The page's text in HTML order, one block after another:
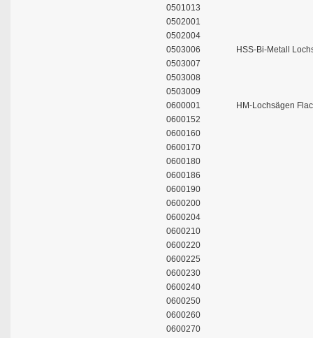
0501013
0502001
0502004
0503006
HSS-Bi-Metall
0503007
0503008
0503009
0600001
HM-Lochsägen
0600152
0600160
0600170
0600180
0600186
0600190
0600200
0600204
0600210
0600220
0600225
0600230
0600240
0600250
0600260
0600270